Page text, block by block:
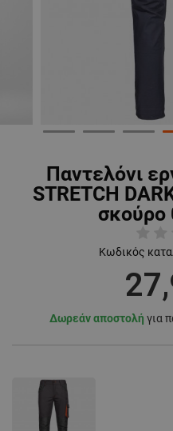
Παντελόνι
STRETCH
σκούρο
Κωδικός
Δωρεάν αποστολή για